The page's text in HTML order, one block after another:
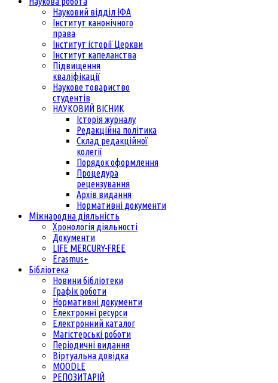
Науковий відділ ІФА
Інститут канонічного
права
Інститут історії Церкви
Інститут капеланства
Підвищення
кваліфікації
Наукове товариство
студентів
НАУКОВИЙ ВІСНИК
Історія журналу
Редакційна політика
Склад редакційної
колегії
Порядок оформлення
Процедура
рецензування
Архів видання
Нормативні документи
Міжнародна діяльність
Хронологія діяльності
Документи
LIFE MERCURY-FREE
Erasmus+
Бібліотека
Новини бібліотеки
Графік роботи
Нормативні документи
Електронні ресурси
Електронний каталог
Магістерські роботи
Періодичні видання
Віртуальна довідка
MOODLE
РЕПОЗИТАРІЙ